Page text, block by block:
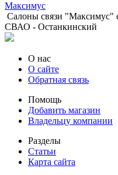
Максимус
Салоны связи "Максимус"
СВАО - Останкинский
О нас
О сайте
Обратная связь
Помощь
Добавить магазин
Владельцу компании
Разделы
Статьи
Карта сайта